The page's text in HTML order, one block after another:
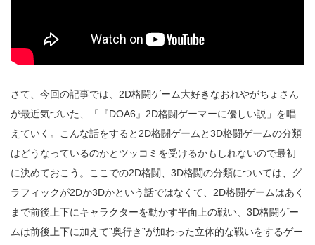
さて、今回の記事では、2D格闘ゲーム大好きなおれやがちょさん
が最近気づいた、「『DOA6』2D格闘ゲーマーに優しい説」を唱
えていく。こんな話をすると2D格闘ゲームと3D格闘ゲームの分類
はどうなっているのかとツッコミを受けるかもしれないので最初
に決めておこう。ここでの2D格闘、3D格闘の分類については、グ
ラフィックが2Dか3Dかという話ではなくて、2D格闘ゲームはあく
まで前後上下にキャラクターを動かす平面上の戦い、3D格闘ゲー
ムは前後上下に加えて”奥行き”が加わった立体的な戦いをするゲー